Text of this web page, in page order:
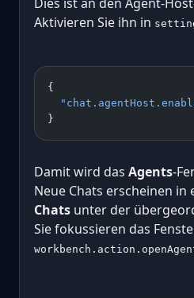
Aktivieren Sie ihn in
{
}
Damit wird das Agents-
Neue Chats erscheinen in
Chats unter der
Sie fokussieren das